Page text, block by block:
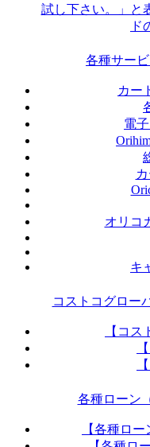
試し下さい。」と
ド
各種サー
カー
電
オリコ
キ
コストコグロー
【コ
各種ローン
【各種ロ